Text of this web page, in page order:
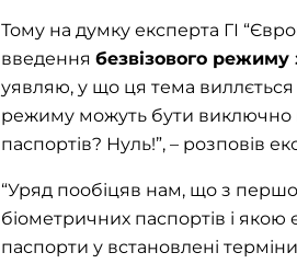
Тому на думку експерта ГІ
введення безвізового режиму
уявляю, у що ця тема виллється
режиму можуть бути виключно
паспортів? Нуль!”, – розповів
“Уряд пообіцяв нам, що з
біометричних паспортів і
паспорти у встановлені